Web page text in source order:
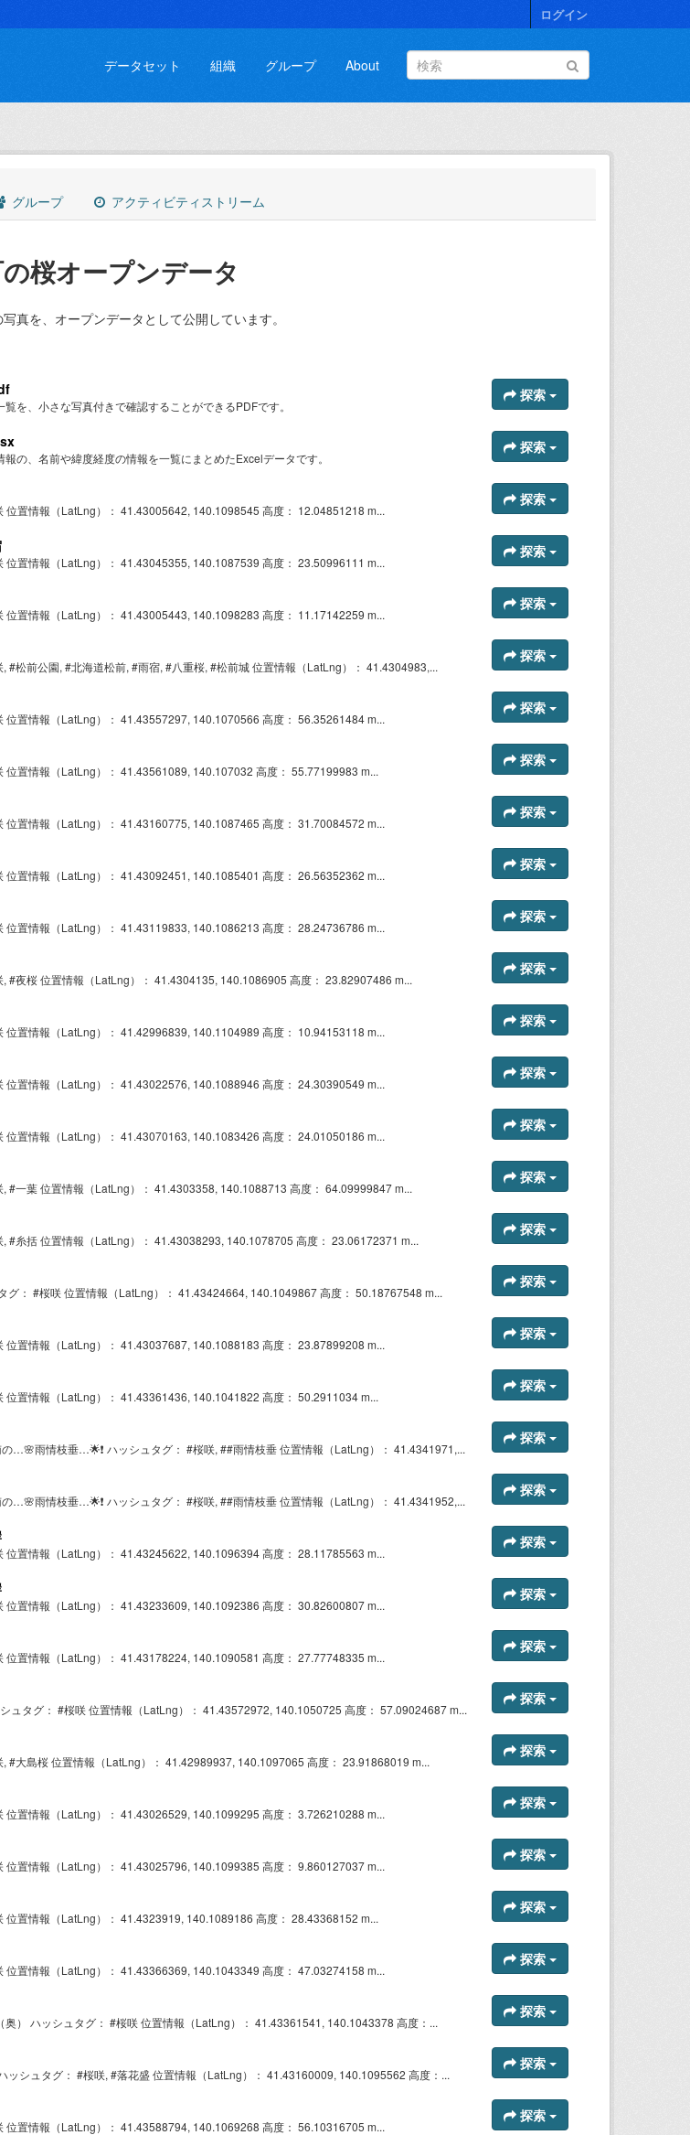
ログイン
データセット 組織 グループ About
グループ アクティビティストリーム
桜オープンデータ
真を、オープンデータとして公開しています。
を、小さな写真付きで確認することができるPDFです。
探索
の、名前や緯度経度の情報を一覧にまとめたExcelデータです。
探索
位置情報（LatLng）： 41.43005642, 140.1098545 高度： 12.04851218 m...
探索
位置情報（LatLng）： 41.43045355, 140.1087539 高度： 23.50996111 m...
探索
位置情報（LatLng）： 41.43005443, 140.1098283 高度： 11.17142259 m...
探索
#松前公園, #北海道松前, #雨宿, #八重桜, #松前城 位置情報（LatLng）： 41.4304983,...
探索
位置情報（LatLng）： 41.43557297, 140.1070566 高度： 56.35261484 m...
探索
位置情報（LatLng）： 41.43561089, 140.107032 高度： 55.77199983 m...
探索
位置情報（LatLng）： 41.43160775, 140.1087465 高度： 31.70084572 m...
探索
位置情報（LatLng）： 41.43092451, 140.1085401 高度： 26.56352362 m...
探索
位置情報（LatLng）： 41.43119833, 140.1086213 高度： 28.24736786 m...
探索
#夜桜 位置情報（LatLng）： 41.4304135, 140.1086905 高度： 23.82907486 m...
探索
位置情報（LatLng）： 41.42996839, 140.1104989 高度： 10.94153118 m...
探索
位置情報（LatLng）： 41.43022576, 140.1088946 高度： 24.30390549 m...
探索
位置情報（LatLng）： 41.43070163, 140.1083426 高度： 24.01050186 m...
探索
#一葉 位置情報（LatLng）： 41.4303358, 140.1088713 高度： 64.09999847 m...
探索
#糸括 位置情報（LatLng）： 41.43038293, 140.1078705 高度： 23.06172371 m...
探索
グ： #桜咲 位置情報（LatLng）： 41.43424664, 140.1049867 高度： 50.18767548 m...
探索
位置情報（LatLng）： 41.43037687, 140.1088183 高度： 23.87899208 m...
探索
位置情報（LatLng）： 41.43361436, 140.1041822 高度： 50.2911034 m...
探索
…🌸雨情枝垂…🌟❗ ハッシュタグ： #桜咲, ##雨情枝垂 位置情報（LatLng）： 41.4341971,...
探索
…🌸雨情枝垂…🌟❗ ハッシュタグ： #桜咲, ##雨情枝垂 位置情報（LatLng）： 41.4341952,...
探索
位置情報（LatLng）： 41.43245622, 140.1096394 高度： 28.11785563 m...
探索
位置情報（LatLng）： 41.43233609, 140.1092386 高度： 30.82600807 m...
探索
位置情報（LatLng）： 41.43178224, 140.1090581 高度： 27.77748335 m...
探索
ュタグ： #桜咲 位置情報（LatLng）： 41.43572972, 140.1050725 高度： 57.09024687 m...
探索
#大島桜 位置情報（LatLng）： 41.42989937, 140.1097065 高度： 23.91868019 m...
探索
位置情報（LatLng）： 41.43026529, 140.1099295 高度： 3.726210288 m...
探索
位置情報（LatLng）： 41.43025796, 140.1099385 高度： 9.860127037 m...
探索
位置情報（LatLng）： 41.4323919, 140.1089186 高度： 28.43368152 m...
探索
位置情報（LatLng）： 41.43366369, 140.1043349 高度： 47.03274158 m...
探索
奥） ハッシュタグ： #桜咲 位置情報（LatLng）： 41.43361541, 140.1043378 高度：...
探索
ッシュタグ： #桜咲, #落花盛 位置情報（LatLng）： 41.43160009, 140.1095562 高度：...
探索
位置情報（LatLng）： 41.43588794, 140.1069268 高度： 56.10316705 m...
探索